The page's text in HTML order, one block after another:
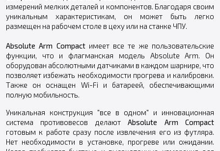
измерений мелких деталей и компонентов. Благодаря своим
уникальным характеристикам, он может быть легко
размещен на рабочем столе в цеху или на станке ЧПУ.
Absolute Arm Compactимеет все те же пользовательские
функции, что и флагманская модель Absolute Arm. Он
оборудован абсолютными датчиками в каждом шарнире, что
позволяет избежать необходимости прогрева и калибровки.
Также он оснащен Wi-Fi и батареей, обеспечивающими
полную мобильность.
Уникальная конструкция "все в одном" и инновационная
система противовесов делаютAbsolute Arm Compact
готовым к работе сразу после извлечения его из футляра.
Нет необходимости в установке, прогреве или ожидании.